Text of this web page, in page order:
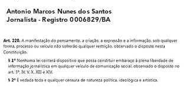
Antonio Marcos Nunes dos Santos
Jornalista - Registro0006829/BA